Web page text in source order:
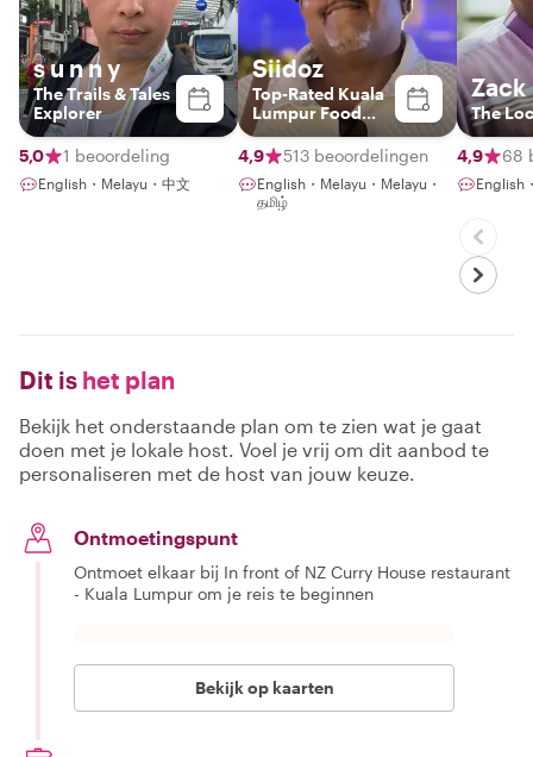
s u n n y
The Trails & Tales
Explorer
5,0 1 beoordeling
English・Melayu・中文
Siidoz
Top-Rated Kuala
Lumpur Food
Experience Host
4,9
513 beoordelingen
English・Melayu・Melayu・
தமிழ்
Zack
The
4,9 68
English
Dit is het plan
Bekijk het onderstaande plan om te zien wat je gaat
doen met je lokale host. Voel je vrij om dit aanbod te
personaliseren met de host van jouw keuze.
Ontmoetingspunt
Ontmoet elkaar bij In front of NZ Curry House restaurant
- Kuala Lumpur om je reis te beginnen
Bekijk op kaarten